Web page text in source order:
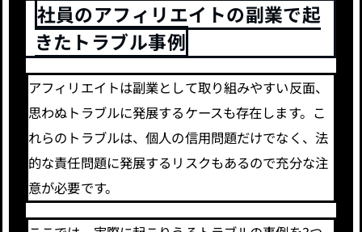
社員のアフィリエイトの副業で起
きたトラブル事例
アフィリエイトは副業として取り組みやすい反面、
思わぬトラブルに発展するケースも存在します。こ
れらのトラブルは、個人の信用問題だけでなく、法
的な責任問題に発展するリスクもあるので充分な注
意が必要です。